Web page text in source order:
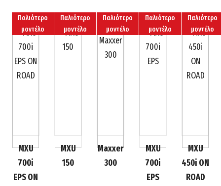
Παλιότερο
μοντέλο
MXU
700i
EPS ON
Παλιότερο
μοντέλο
MXU
150
Παλιότερο
μοντέλο
Maxxer
300
Παλιότερο
μοντέλο
MXU
700i
EPS
Παλιότερο
μοντέλο
MXU
450i ON
ROAD